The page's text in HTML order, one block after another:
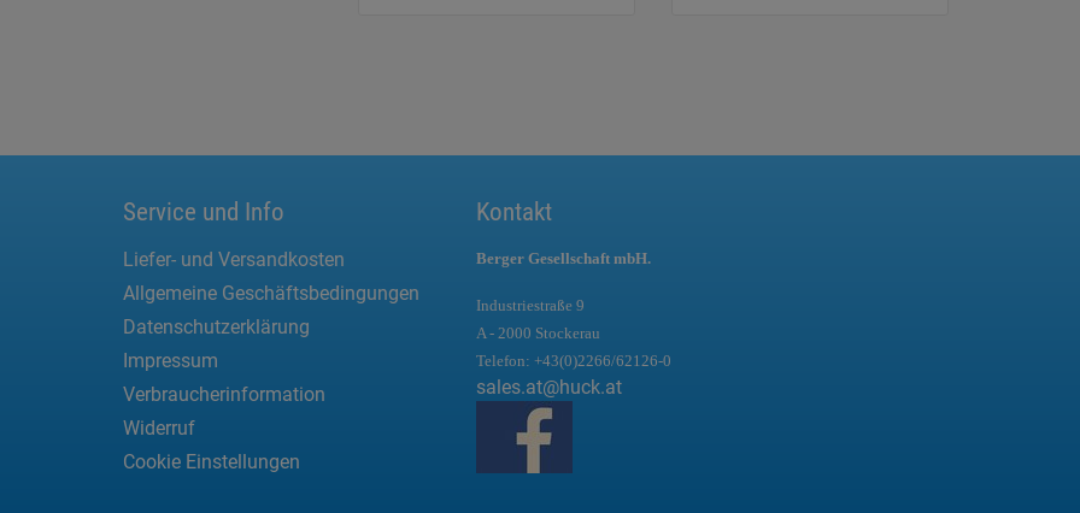
Service und Info
Liefer- und Versandkosten
Allgemeine Geschäftsbedingungen
Datenschutzerklärung
Impressum
Verbraucherinformation
Widerruf
Cookie Einstellungen
Kontakt
Berger Gesellschaft mbH.
Industriestraße 9
A - 2000 Stockerau
Telefon: +43(0)2266/62126-0
sales.at@huck.at